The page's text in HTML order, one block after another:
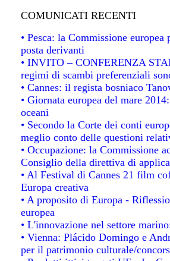
COMUNICATI RECENTI
• Pesca: la Commissione
posta derivanti
• INVITO – CONFERENZA
regimi di scambi preferenziali
• Cannes: il regista bosniaco
• Giornata europea del mare
oceani
• Secondo la Corte dei conti
meglio conto delle questioni
• Occupazione: la Commissione
Consiglio della direttiva di
• Al Festival di Cannes 21 film
Europa creativa
• A proposito di Europa -
europea
• L'innovazione nel settore
• Vienna: Plácido Domingo e
per il patrimonio culturale/